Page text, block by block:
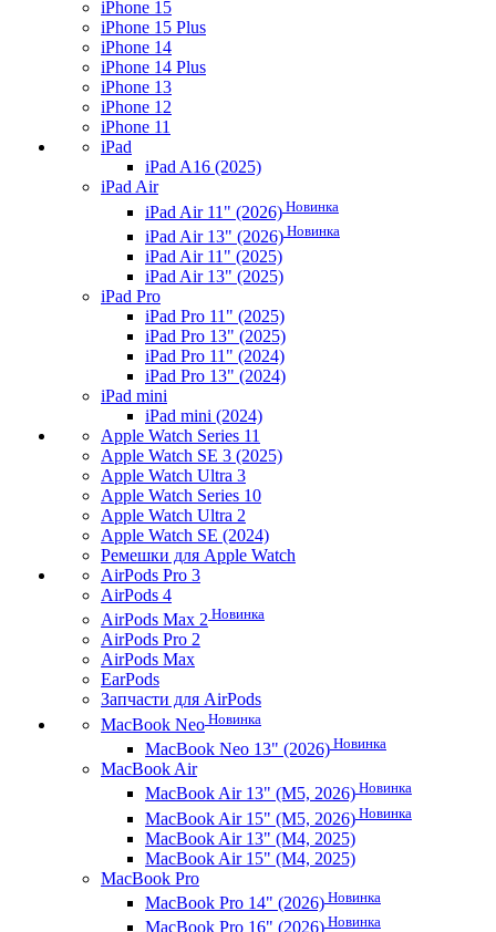
iPhone 15
iPhone 15 Plus
iPhone 14
iPhone 14 Plus
iPhone 13
iPhone 12
iPhone 11
iPad
iPad A16 (2025)
iPad Air
iPad Air 11" (2026) Новинка
iPad Air 13" (2026) Новинка
iPad Air 11" (2025)
iPad Air 13" (2025)
iPad Pro
iPad Pro 11" (2025)
iPad Pro 13" (2025)
iPad Pro 11" (2024)
iPad Pro 13" (2024)
iPad mini
iPad mini (2024)
Apple Watch Series 11
Apple Watch SE 3 (2025)
Apple Watch Ultra 3
Apple Watch Series 10
Apple Watch Ultra 2
Apple Watch SE (2024)
Ремешки для Apple Watch
AirPods Pro 3
AirPods 4
AirPods Max 2 Новинка
AirPods Pro 2
AirPods Max
EarPods
Запчасти для AirPods
MacBook Neo Новинка
MacBook Neo 13" (2026) Новинка
MacBook Air
MacBook Air 13" (M5, 2026) Новинка
MacBook Air 15" (M5, 2026) Новинка
MacBook Air 13" (M4, 2025)
MacBook Air 15" (M4, 2025)
MacBook Pro
MacBook Pro 14" (2026) Новинка
MacBook Pro 16" (2026) Новинка